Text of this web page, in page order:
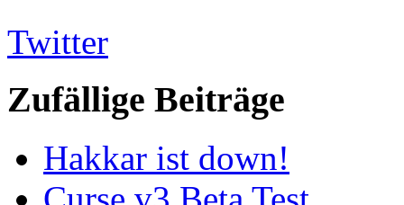
Twitter
Zufällige Beiträge
Hakkar ist down!